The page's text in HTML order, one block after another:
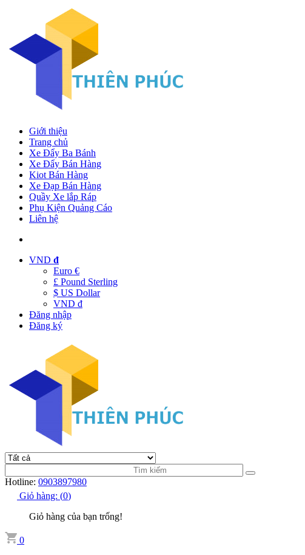
Giới thiệu
Trang chủ
Xe Đẩy Ba Bánh
Xe Đẩy Bán Hàng
Kiot Bán Hàng
Xe Đạp Bán Hàng
Quầy Xe lắp Ráp
Phụ Kiện Quảng Cáo
Liên hệ
VND đ
Euro €
£ Pound Sterling
$ US Dollar
VND đ
Đăng nhập
Đăng ký
Hotline: 0903897980
Giỏ hàng: (0)
Giỏ hàng của bạn trống!
0